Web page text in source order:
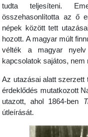
tudta teljesíteni.
összehasonlította az ő
népek között tett
hozott. A magyar múlt
vélték a magyar
kapcsolatok sajátos, nem
Az utazásai alatt szerzett
érdeklődés mutatkozott
utazott, ahol 1864-ben
útleírását.